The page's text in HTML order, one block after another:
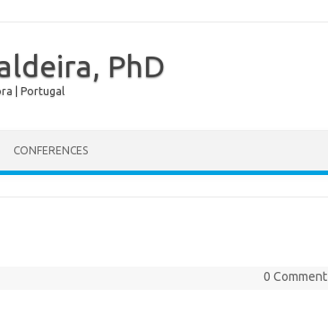
PhD
| Portugal
CONFERENCES
0 Comment